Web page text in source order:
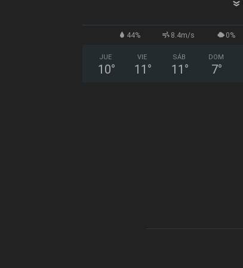
44% 8.4m/s 0%
JUE
10°
VIE
11 °
SÁB
11 °
DOM
7°